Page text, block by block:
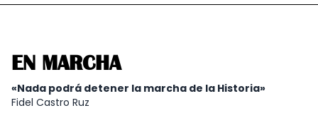
EN MARCHA
«Nada podrá detener la marcha de la Historia»
Fidel Castro Ruz